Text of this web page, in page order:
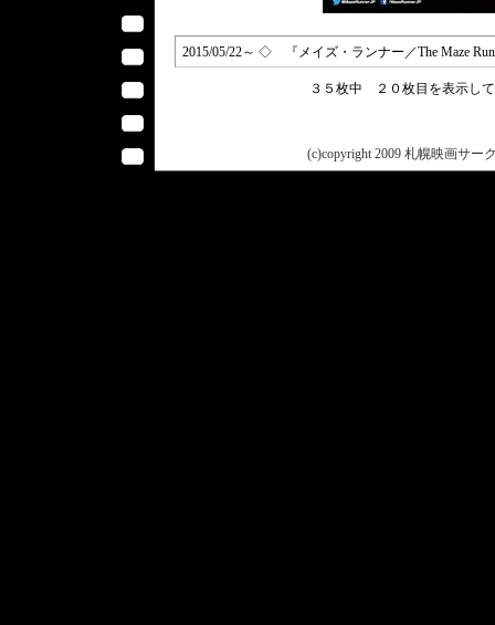
2015/05/22～ ◇ 『メイズ・ランナー／The Maze
３５枚中 ２０枚目を表示し
(c)copyright 2009 札幌映画サー